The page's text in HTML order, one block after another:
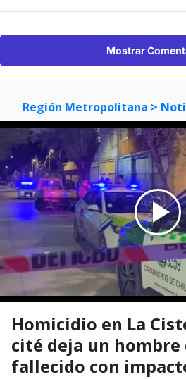
Mostrar
Región Metropolitana >
Homicidio en La
cité deja un hombre
fallecido con